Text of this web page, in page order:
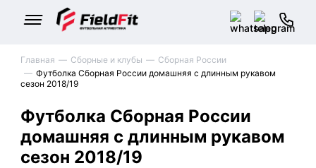
Главная Сборные и клубы
Сборная России
Футболка Сборная России домашняя с длинным рукавом
сезон 2018/19
Футболка Сборная России
домашняя с длинным рукавом
сезон 2018/19